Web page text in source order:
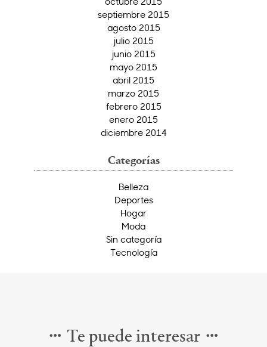
septiembre 2015
agosto 2015
julio 2015
junio 2015
mayo 2015
abril 2015
marzo 2015
febrero 2015
enero 2015
diciembre 2014
Categorías
Belleza
Deportes
Hogar
Moda
Sin categoría
Tecnología
Te puede interesar